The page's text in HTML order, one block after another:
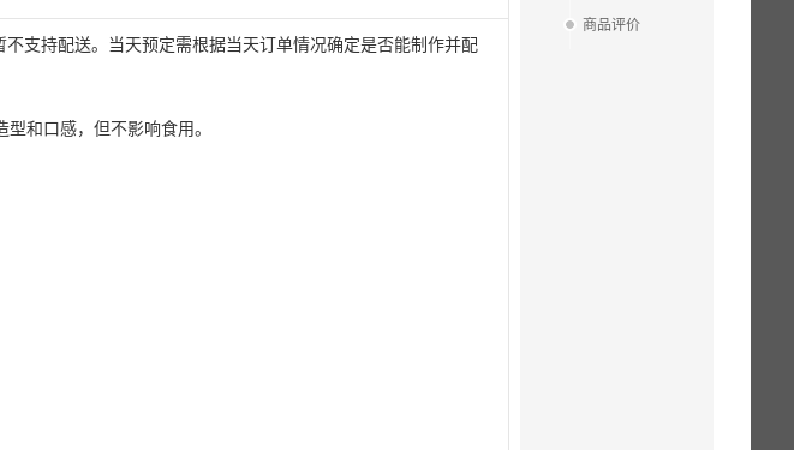
商品评价
支持配送。当天预定需根据当天订单情况确定是否能制作并配
和口感，但不影响食用。